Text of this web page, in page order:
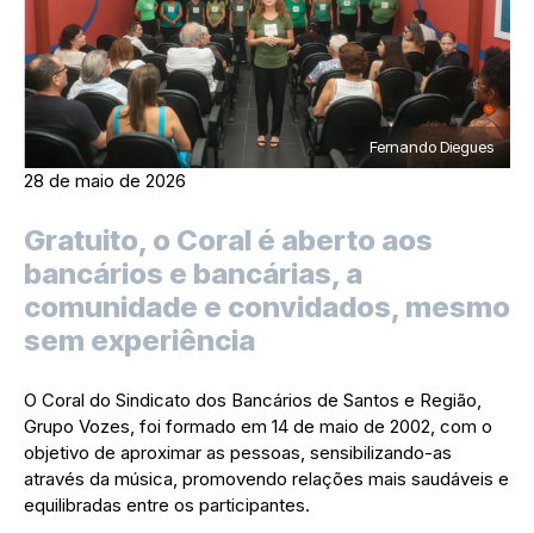
Fernando Diegues
28 de maio de 2026
Gratuito, o Coral é aberto aos
bancários e bancárias, a
comunidade e convidados, mesmo
sem experiência
O Coral do Sindicato dos Bancários de Santos e Região,
Grupo Vozes, foi formado em 14 de maio de 2002, com o
objetivo de aproximar as pessoas, sensibilizando-as
através da música, promovendo relações mais saudáveis e
equilibradas entre os participantes.